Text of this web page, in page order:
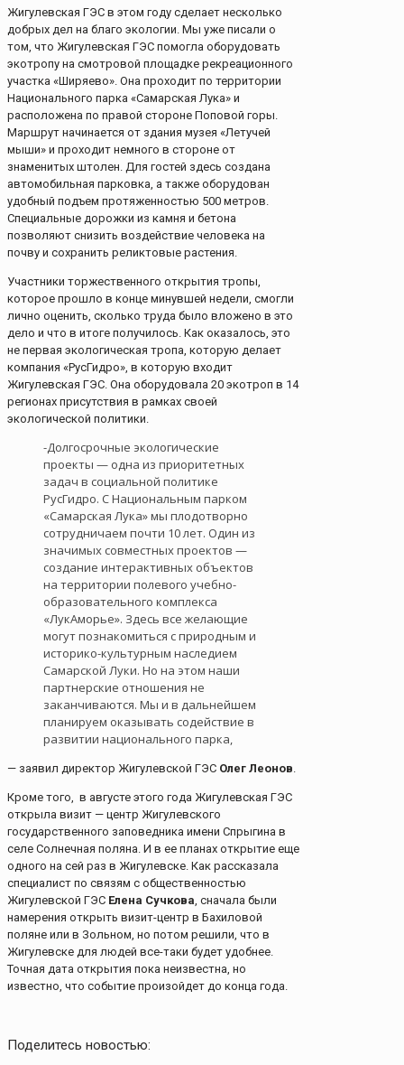
Жигулевская ГЭС в этом году сделает несколько
добрых дел на благо экологии. Мы уже писали о
том, что Жигулевская ГЭС помогла оборудовать
экотропу на смотровой площадке рекреационного
участка «Ширяево». Она проходит по территории
Национального парка «Самарская Лука» и
расположена по правой стороне Поповой горы.
Маршрут начинается от здания музея «Летучей
мыши» и проходит немного в стороне от
знаменитых штолен. Для гостей здесь создана
автомобильная парковка, а также оборудован
удобный подъем протяженностью 500 метров.
Специальные дорожки из камня и бетона
позволяют снизить воздействие человека на
почву и сохранить реликтовые растения.
Участники торжественного открытия тропы,
которое прошло в конце минувшей недели, смогли
лично оценить, сколько труда было вложено в это
дело и что в итоге получилось. Как оказалось, это
не первая экологическая тропа, которую делает
компания «РусГидро», в которую входит
Жигулевская ГЭС. Она оборудовала 20 экотроп в 14
регионах присутствия в рамках своей
экологической политики.
-Долгосрочные экологические
проекты — одна из приоритетных
задач в социальной политике
РусГидро. С Национальным парком
«Самарская Лука» мы плодотворно
сотрудничаем почти 10 лет. Один из
значимых совместных проектов —
создание интерактивных объектов
на территории полевого учебно-
образовательного комплекса
«ЛукАморье». Здесь все желающие
могут познакомиться с природным и
историко-культурным наследием
Самарской Луки. Но на этом наши
партнерские отношения не
заканчиваются. Мы и в дальнейшем
планируем оказывать содействие в
развитии национального парка,
— заявил директор Жигулевской ГЭС Олег Леонов.
Кроме того, в августе этого года Жигулевская ГЭС
открыла визит — центр Жигулевского
государственного заповедника имени Спрыгина в
селе Солнечная поляна. И в ее планах открытие еще
одного на сей раз в Жигулевске. Как рассказала
специалист по связям с общественностью
Жигулевской ГЭС Елена Сучкова, сначала были
намерения открыть визит-центр в Бахиловой
поляне или в Зольном, но потом решили, что в
Жигулевске для людей все-таки будет удобнее.
Точная дата открытия пока неизвестна, но
известно, что событие произойдет до конца года.
Поделитесь новостью: